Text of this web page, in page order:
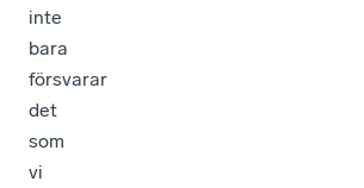
inte
bara
försvarar
det
som
vi